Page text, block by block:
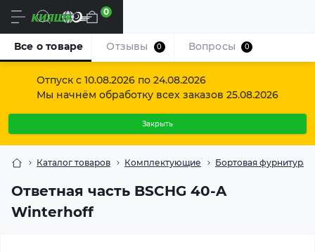
Отпуск с 10.08.2026 по 24.08.2026
Мы начнём обработку всех заказов 25.08.2026
Закрыть
Ru 0
Каталог товаров Комплектующие Бортовая фурнитура
Ответная часть BSCHG 40-A
Winterhoff
Все о товаре Отзывы 0 Вопросы 0